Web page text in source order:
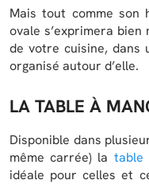
Mais tout comme son
ovale s’exprimera
de votre cuisine, dans
organisé autour d’elle.
LA TABLE À
Disponible dans
même carrée) la table
idéale pour celles et